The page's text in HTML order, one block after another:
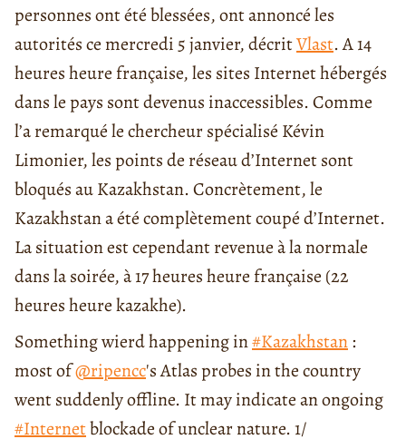
personnes ont été blessées, ont annoncé les
autorités ce mercredi 5 janvier, décritVlast. A 14
heures heure française, les sites Internet hébergés
dans le pays sont devenus inaccessibles. Comme
l’a remarqué le chercheur spécialisé Kévin
Limonier, les points de réseau d’Internet sont
bloqués au Kazakhstan. Concrètement, le
Kazakhstan a été complètement coupé d’Internet.
La situation est cependant revenue à la normale
dans la soirée, à 17 heures heure française (22
heures heure kazakhe).
Something wierd happening in#Kazakhstan:
most of@ripencc's Atlas probes in the country
went suddenly offline. It may indicate an ongoing
#Internetblockade of unclear nature. 1/